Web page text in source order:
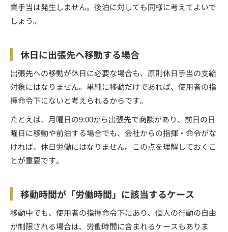
業手当は発生しません。後泊に対しても同様に考えてよいで
しょう。
休日に出張先へ移動する場合
出張先への移動が休日に必要な場合も、原則休日手当の支給
対象にはなりません。単純に移動だけであれば、使用者の指
揮命令下にないと考えられるからです。
たとえば、月曜日の9:00から出張先で商談があり、前日の日
曜日に移動や前泊する場合でも、会社からの指揮・命令がな
ければ、休日労働にはなりません。この点を理解しておくこ
とが重要です。
移動時間が「労働時間」に該当するケース
移動中でも、使用者の指揮命令下にあり、個人の行動の自由
が制限される場合は、労働時間に含まれるケースもありま